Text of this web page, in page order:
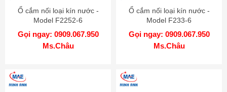
Ổ cắm nối loại kín nước -
Model F2252-6
Gọi ngay: 0909.067.950
Ms.Châu
Ổ cắm nối loại kín nước -
Model F233-6
Gọi ngay: 0909.067.950
Ms.Châu